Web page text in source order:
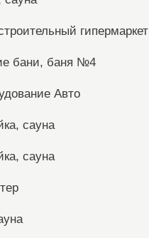
гипермаркет
бани, баня №4
Авто
сауна
сауна